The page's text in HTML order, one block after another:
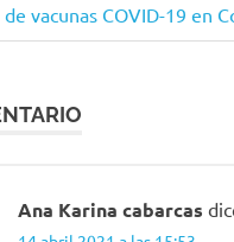
vacunas COVID-19 en
Ana Karina cabarcas